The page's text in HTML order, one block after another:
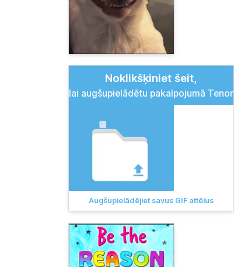
Noklikšķiniet šeit,
lai augšupielādētu pakalpojumā Tenor
Augšupielādējiet savus GIF attēlus